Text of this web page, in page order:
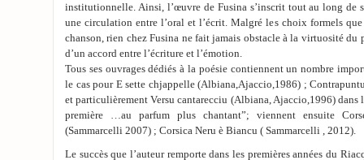
institutionnelle. Ainsi, l’œuvre de Fusina s’inscrit tout au long de
une circulation entre l’oral et l’écrit. Malgré les choix formels que
chanson, rien chez Fusina ne fait jamais obstacle à la virtuosité du
d’un accord entre l’écriture et l’émotion.
Tous ses ouvrages dédiés à la poésie contiennent un nombre
le cas pour E sette chjappelle (Albiana,Ajaccio,1986) ;
et particulièrement Versu cantarecciu (Albiana, Ajaccio,1996) dans
première …au parfum plus chantant”; viennent ensuite
(Sammarcelli 2007) ; Corsica Neru è Biancu ( Sammarcelli , 2012).
Le succès que l’auteur remporte dans les premières années du